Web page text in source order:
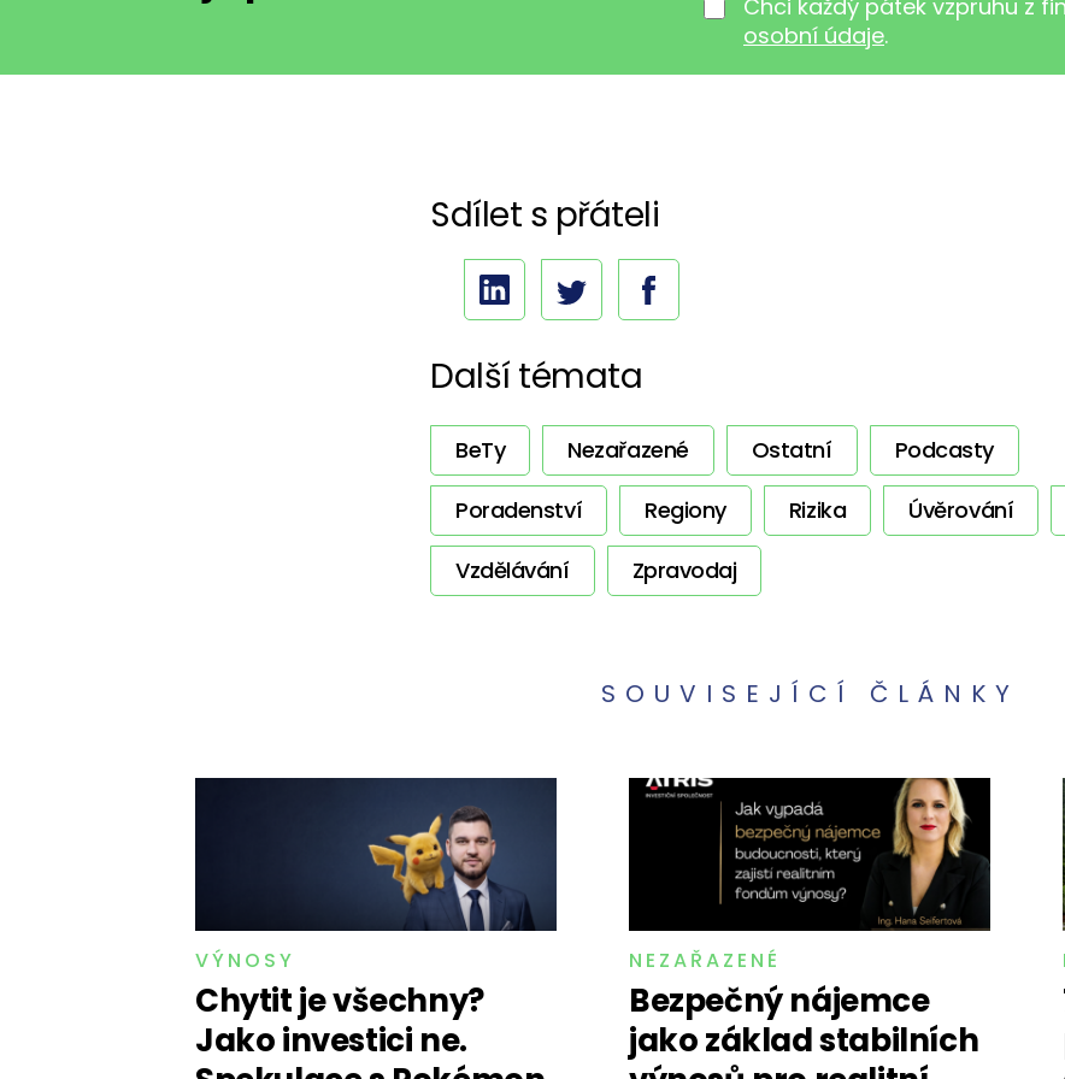
Chci každý pátek vzpruhu z
osobní údaje.
Sdílet s přáteli
Další témata
BeTy Nezařazené Ostatní
Podcasty
Poradenství
Regiony Rizika Úvěrování
Vzdělávání
Zpravodaj
SOUVISEJÍCÍ ČLÁNKY
VÝNOSY
Chytit je všechny?
Jako investici ne.
NEZAŘAZENÉ
Bezpečný nájemce
jako základ stabilních